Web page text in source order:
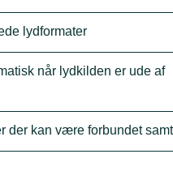
lydformater
når lydkilden er ude af
der kan være forbundet